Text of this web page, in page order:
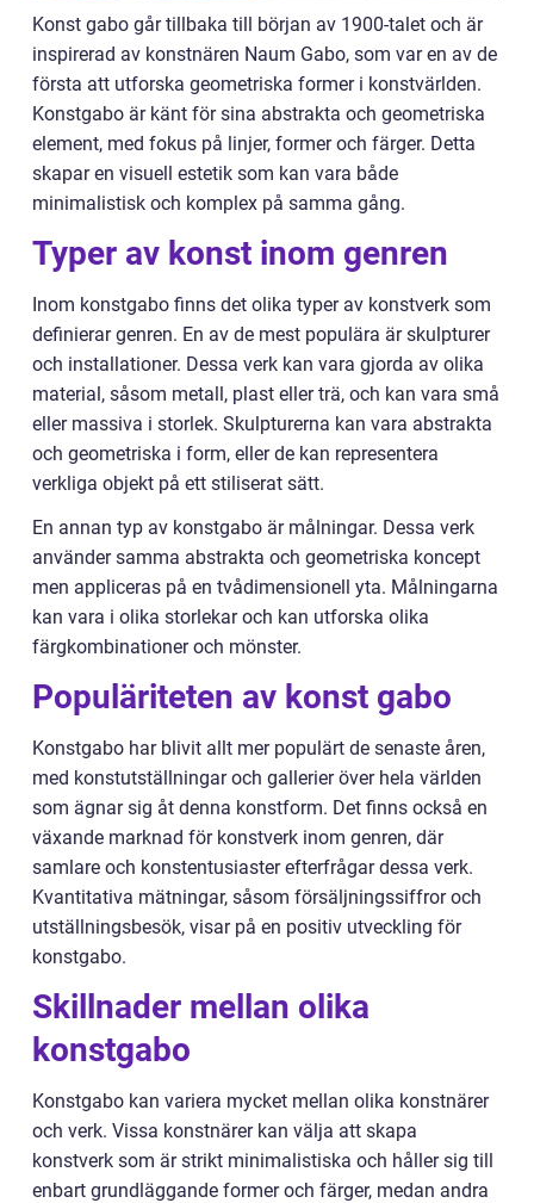
Konst gabo går tillbaka till början av 1900-talet och är
inspirerad av konstnären Naum Gabo, som var en av de
första att utforska geometriska former i konstvärlden.
Konstgabo är känt för sina abstrakta och geometriska
element, med fokus på linjer, former och färger. Detta
skapar en visuell estetik som kan vara både
minimalistisk och komplex på samma gång.
Typer av konst inom genren
Inom konstgabo finns det olika typer av konstverk som
definierar genren. En av de mest populära är skulpturer
och installationer. Dessa verk kan vara gjorda av olika
material, såsom metall, plast eller trä, och kan vara små
eller massiva i storlek. Skulpturerna kan vara abstrakta
och geometriska i form, eller de kan representera
verkliga objekt på ett stiliserat sätt.
En annan typ av konstgabo är målningar. Dessa verk
använder samma abstrakta och geometriska koncept
men appliceras på en tvådimensionell yta. Målningarna
kan vara i olika storlekar och kan utforska olika
färgkombinationer och mönster.
Populäriteten av konst gabo
Konstgabo har blivit allt mer populärt de senaste åren,
med konstutställningar och gallerier över hela världen
som ägnar sig åt denna konstform. Det finns också en
växande marknad för konstverk inom genren, där
samlare och konstentusiaster efterfrågar dessa verk.
Kvantitativa mätningar, såsom försäljningssiffror och
utställningsbesök, visar på en positiv utveckling för
konstgabo.
Skillnader mellan olika
konstgabo
Konstgabo kan variera mycket mellan olika konstnärer
och verk. Vissa konstnärer kan välja att skapa
konstverk som är strikt minimalistiska och håller sig till
enbart grundläggande former och färger, medan andra